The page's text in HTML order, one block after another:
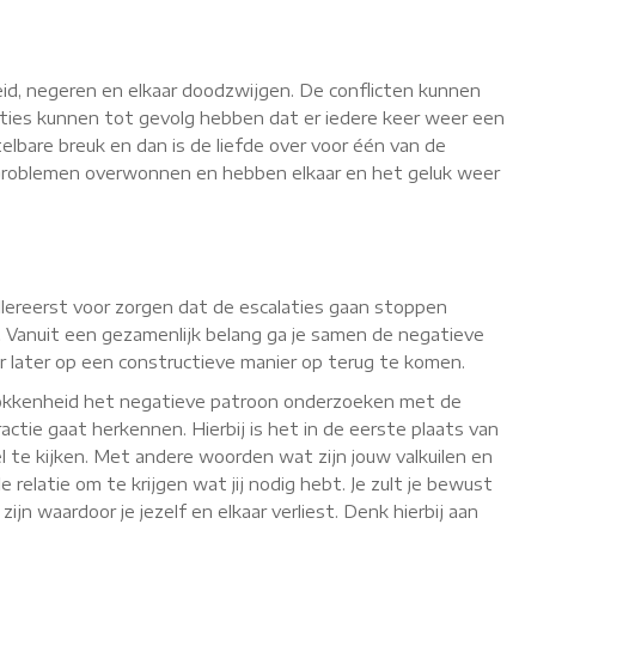
negeren en elkaar doodzwijgen. De conflicten kunnen
kunnen tot gevolg hebben dat er iedere keer weer een
breuk en dan is de liefde over voor één van de
overwonnen en hebben elkaar en het geluk weer
voor zorgen dat de escalaties gaan stoppen
een gezamenlijk belang ga je samen de negatieve
op een constructieve manier op terug te komen.
het negatieve patroon onderzoeken met de
gaat herkennen. Hierbij is het in de eerste plaats van
te kijken. Met andere woorden wat zijn jouw valkuilen en
relatie om te krijgen wat jij nodig hebt. Je zult je bewust
waardoor je jezelf en elkaar verliest. Denk hierbij aan